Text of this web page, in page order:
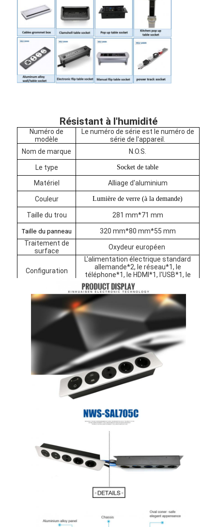
Produits
A propos de nous
Visite d'usine
Parlez Maintenant.
Résistant à l'humidité
Numéro de
modèle
Le numéro de série est le numéro de
série de l'appareil.
Nom de marque
N.O.S.
Le type Socket de table
Matériel Alliage d'aluminium
Couleur Lumière de verre (à la demande)
Taille du trou 281 mm*71 mm
Taille du panneau
320 mm*80 mm*55 mm
Traitement de
surface
Oxydeur européen
Configuration
L'alimentation électrique standard
allemande*2, le réseau*1, le
téléphone*1, le HDMI*1, l'USB*1, le
VGA*1, 3.5 AUDIO*1